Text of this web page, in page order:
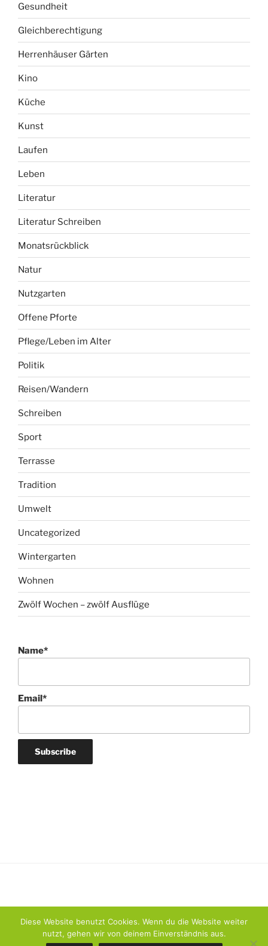
Gesundheit
Gleichberechtigung
Herrenhäuser Gärten
Kino
Küche
Kunst
Laufen
Leben
Literatur
Literatur Schreiben
Monatsrückblick
Natur
Nutzgarten
Offene Pforte
Pflege/Leben im Alter
Politik
Reisen/Wandern
Schreiben
Sport
Terrasse
Tradition
Umwelt
Uncategorized
Wintergarten
Wohnen
Zwölf Wochen – zwölf Ausflüge
Name*
Email*
Diese Website benutzt Cookies. Wenn du die Website weiter
nutzt, gehen wir von deinem Einverständnis aus.